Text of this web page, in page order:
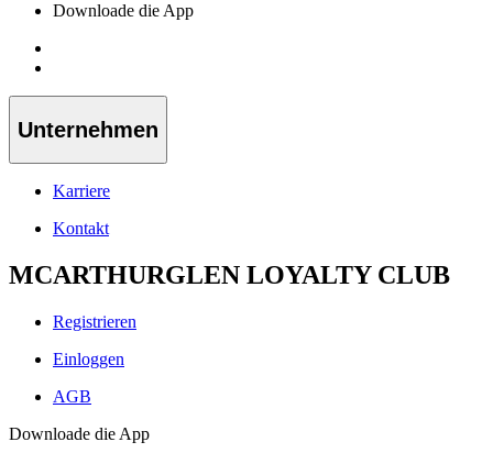
Downloade die App
Unternehmen
Karriere
Kontakt
MCARTHURGLEN LOYALTY CLUB
Registrieren
Einloggen
AGB
Downloade die App